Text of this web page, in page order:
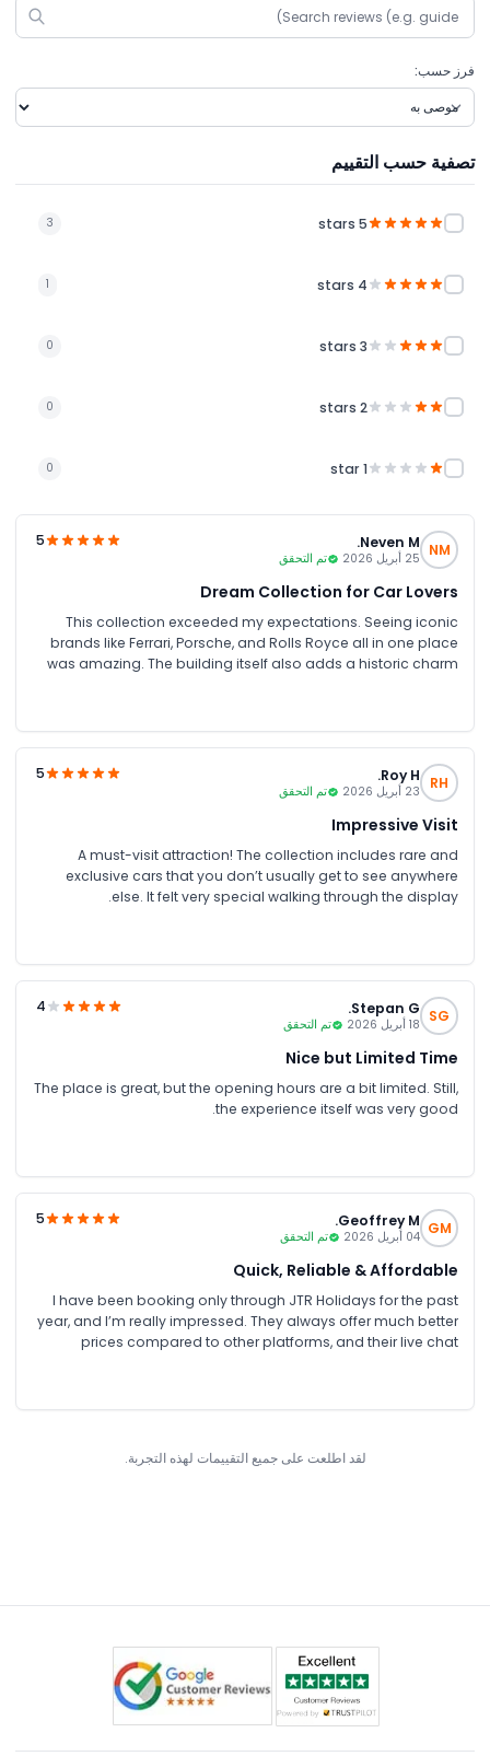
فرز حسب:
تصفية حسب التقييم
5 stars
3
4 stars
1
3 stars
0
2 stars
0
1 star
0
NM
Neven M.
25 أبريل 2026 تم التحقق
5
Dream Collection for Car Lovers
This collection exceeded my expectations. Seeing iconic
brands like Ferrari, Porsche, and Rolls Royce all in one place
was amazing. The building itself also adds a historic charm
RH
Roy H.
23 أبريل 2026 تم التحقق
5
Impressive Visit
A must-visit attraction! The collection includes rare and
exclusive cars that you don’t usually get to see anywhere
else. It felt very special walking through the display.
SG
Stepan G.
18 أبريل 2026 تم التحقق
4
Nice but Limited Time
The place is great, but the opening hours are a bit limited. Still,
the experience itself was very good.
GM
Geoffrey M.
04 أبريل 2026 تم التحقق
5
Quick, Reliable & Affordable
I have been booking only through JTR Holidays for the past
year, and I’m really impressed. They always offer much better
prices compared to other platforms, and their live chat
لقد اطلعت على جميع التقييمات لهذه التجربة.